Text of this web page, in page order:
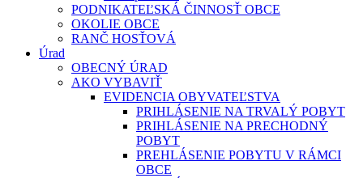
PODNIKATEĽSKÁ ČINNOSŤ OBCE
OKOLIE OBCE
RANČ HOSŤOVÁ
Úrad
OBECNÝ ÚRAD
AKO VYBAVIŤ
EVIDENCIA OBYVATEĽSTVA
PRIHLÁSENIE NA TRVALÝ POBYT
PRIHLÁSENIE NA PRECHODNÝ
POBYT
PREHLÁSENIE POBYTU V RÁMCI
OBCE